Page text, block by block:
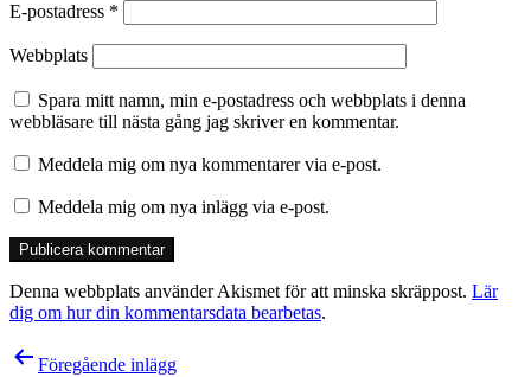
E-postadress *
Webbplats
Spara mitt namn, min e-postadress och webbplats i denna
webbläsare till nästa gång jag skriver en kommentar.
Meddela mig om nya kommentarer via e-post.
Meddela mig om nya inlägg via e-post.
Denna webbplats använder Akismet för att minska skräppost. Lär
dig om hur din kommentarsdata bearbetas.
Inläggsnavigering
Föregående inlägg